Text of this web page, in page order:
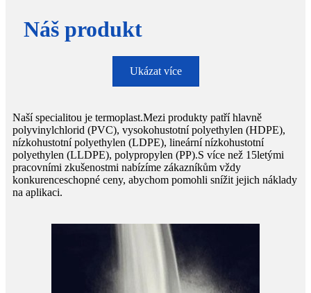
Náš produkt
Ukázat více
Naší specialitou je termoplast.Mezi produkty patří hlavně
polyvinylchlorid (PVC), vysokohustotní polyethylen (HDPE),
nízkohustotní polyethylen (LDPE), lineární nízkohustotní
polyethylen (LLDPE), polypropylen (PP).S více než 15letými
pracovními zkušenostmi nabízíme zákazníkům vždy
konkurenceschopné ceny, abychom pomohli snížit jejich náklady
na aplikaci.